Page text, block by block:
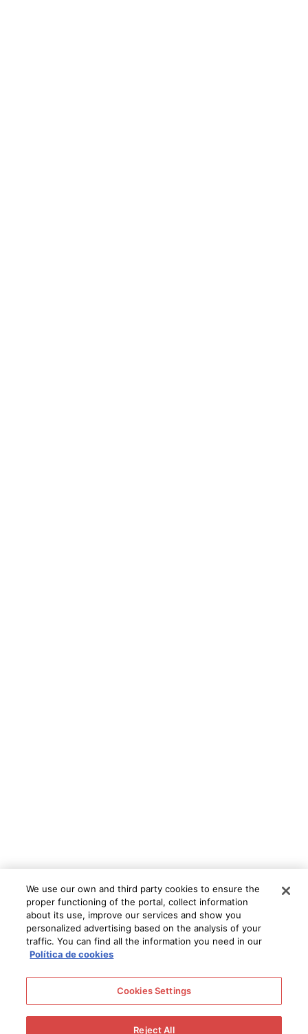
Elegante y complejo
We use our own and third party cookies to ensure the
proper functioning of the portal, collect information
about its use, improve our services and show you
personalized advertising based on the analysis of your
traffic. You can find all the information you need in our
Política de cookies
Cookies Settings
Reject All